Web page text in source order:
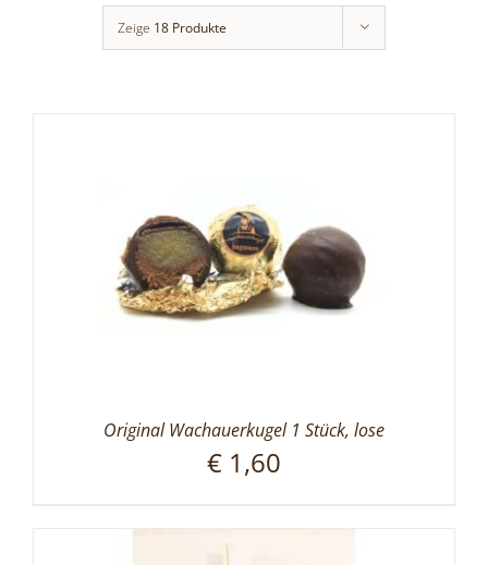
Zeige 18 Produkte
Original Wachauerkugel 1 Stück, lose
€ 1,60